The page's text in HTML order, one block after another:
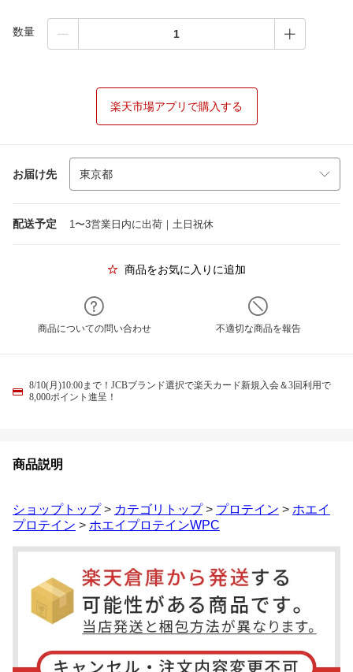
数量
楽天市場アプリで購入する
お届け先
配送予定 1〜3営業日内に出荷｜土日祝休
商品をお気に入りに追加
商品についての問い合わせ 不適切な商品を報告
8/10(月)10:00まで！JCBブランド選択で楽天カード新規入会＆3回利用で
8,000ポイント進呈！
商品説明
ショップトップ> カテゴリトップ> プロテイン > ホエイ
プロテイン > ホエイプロテインWPC